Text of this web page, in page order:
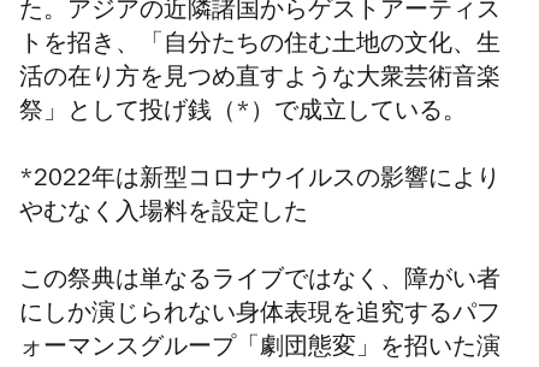
た。アジアの近隣諸国からゲストアーティス
トを招き、「自分たちの住む土地の文化、生
活の在り方を見つめ直すような大衆芸術音楽
祭」として投げ銭（*）で成立している。
*2022年は新型コロナウイルスの影響により
やむなく入場料を設定した
この祭典は単なるライブではなく、障がい者
にしか演じられない身体表現を追究するパフ
ォーマンスグループ「劇団態変」を招いた演